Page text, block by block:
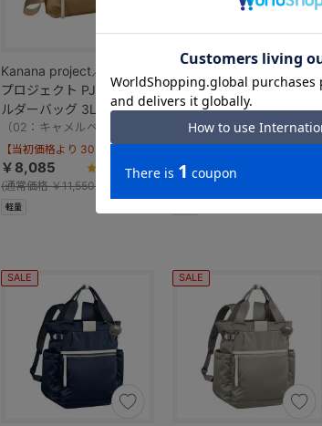
Kanana project／カナナ
プロジェクト PJ-16 ショ
ルダーバッグ 3L 280g
11901
（02：キャメルベージュ）
軽量
【当初価格より 30% OFF！】
￥8,085
(通常価格￥11,550)
（12）
Kanana project／カナナ
プロジェクト PJ-16 ショ
ルダーバッグ 3L 280g
11901
（05：グレージュ）
【当初価格より 30% OFF！】
￥8,085
通常価格
SALE SALE